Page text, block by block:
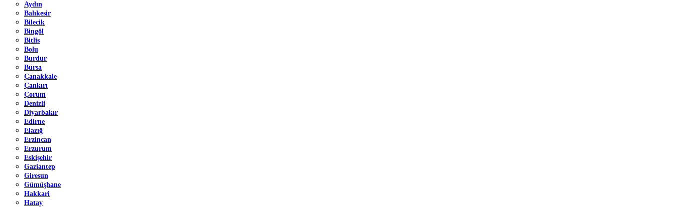
Aydın
Balıkesir
Bilecik
Bingöl
Bitlis
Bolu
Burdur
Bursa
Çanakkale
Çankırı
Çorum
Denizli
Diyarbakır
Edirne
Elazığ
Erzincan
Erzurum
Eskişehir
Gaziantep
Giresun
Gümüşhane
Hakkari
Hatay